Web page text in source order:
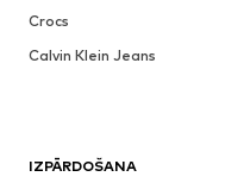
Crocs
Calvin Klein Jeans
IZPĀRDOŠANA